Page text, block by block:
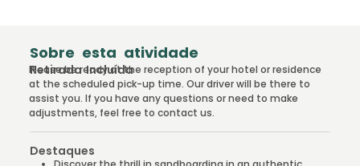
Sobre esta atividade
Retirada Incluída
Please be ready at the reception of your hotel or residence
at the scheduled pick-up time. Our driver will be there to
assist you. If you have any questions or need to make
adjustments, feel free to contact us.
Destaques